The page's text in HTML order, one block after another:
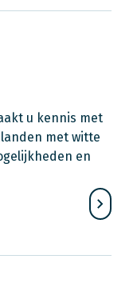
u kennis met
met witte
en